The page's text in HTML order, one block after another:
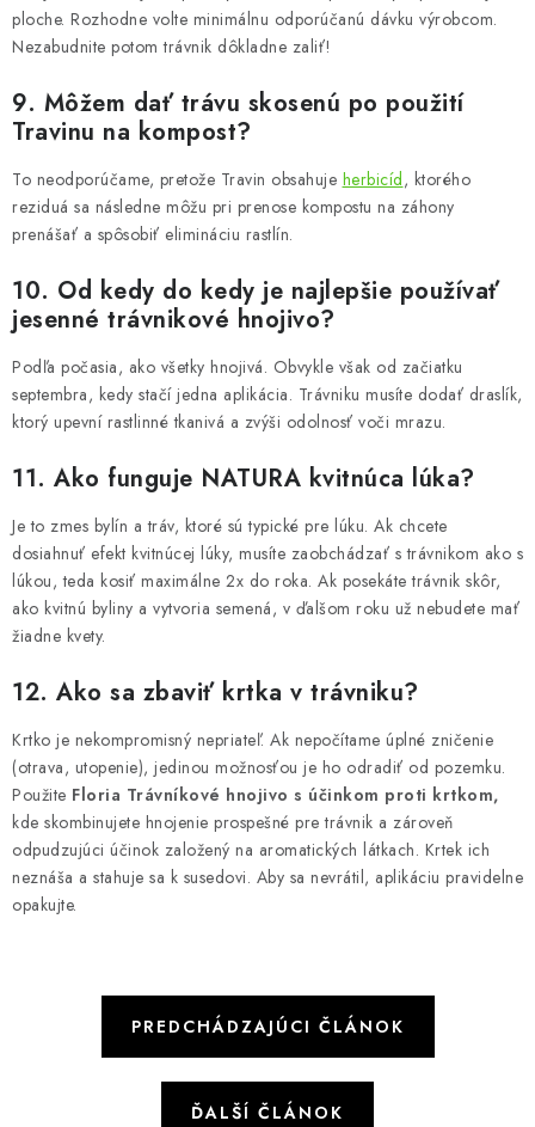
ploche. Rozhodne volte minimálnu odporúčanú dávku výrobcom.
Nezabudnite potom trávnik dôkladne zaliť!
9. Môžem dať trávu skosenú po použití
Travinu na kompost?
To neodporúčame, pretože Travin obsahuje herbicíd, ktorého
reziduá sa následne môžu pri prenose kompostu na záhony
prenášať a spôsobiť elimináciu rastlín.
10. Od kedy do kedy je najlepšie používať
jesenné trávnikové hnojivo?
Podľa počasia, ako všetky hnojivá. Obvykle však od začiatku
septembra, kedy stačí jedna aplikácia. Trávniku musíte dodať draslík,
ktorý upevní rastlinné tkanivá a zvýši odolnosť voči mrazu.
11. Ako funguje NATURA kvitnúca lúka?
Je to zmes bylín a tráv, ktoré sú typické pre lúku. Ak chcete
dosiahnuť efekt kvitnúcej lúky, musíte zaobchádzať s trávnikom ako s
lúkou, teda kosiť maximálne 2x do roka. Ak posekáte trávnik skôr,
ako kvitnú byliny a vytvoria semená, v ďalšom roku už nebudete mať
žiadne kvety.
12. Ako sa zbaviť krtka v trávniku?
Krtko je nekompromisný nepriateľ. Ak nepočítame úplné zničenie
(otrava, utopenie), jedinou možnosťou je ho odradiť od pozemku.
Použite Floria Trávníkové hnojivo s účinkom proti krtkom,
kde skombinujete hnojenie prospešné pre trávnik a zároveň
odpudzujúci účinok založený na aromatických látkach. Krtek ich
neznáša a stahuje sa k susedovi. Aby sa nevrátil, aplikáciu pravidelne
opakujte.
PREDCHÁDZAJÚCI ČLÁNOK
ĎALŠÍ ČLÁNOK